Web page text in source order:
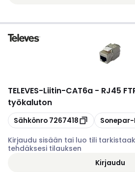
TELEVES-Liitin-CAT6a - RJ45
työkaluton
Kopioi
Sähkönro 7267418 Kopioi
Sonepar-
Kirjaudu sisään tai luo tili
tehdäksesi tilauksen
Kirjaudu